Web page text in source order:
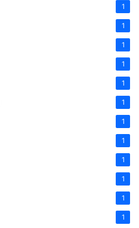
1
1
1
1
1
1
1
1
1
1
1
1